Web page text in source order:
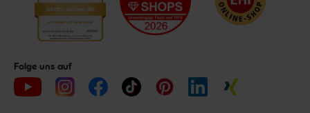
Folge uns auf